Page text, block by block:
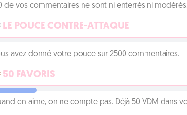
de vos commentaires ne sont ni enterrés ni
LE POUCE CONTRE-ATTAQUE
avez donné votre pouce sur 2500 commentaires.
50 FAVORIS
on aime, on ne compte pas. Déjà 50 VDM dans